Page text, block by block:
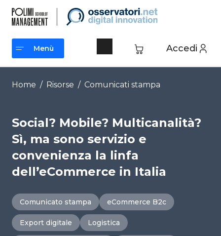
contenuto
Accedi
Menù
Menù
Home / Risorse / Comunicati stampa
Social? Mobile? Multicanalità?
Sì, ma sono servizio e
convenienza la linfa
dell’eCommerce in Italia
Comunicato stampa eCommerce B2c
Export digitale Logistica